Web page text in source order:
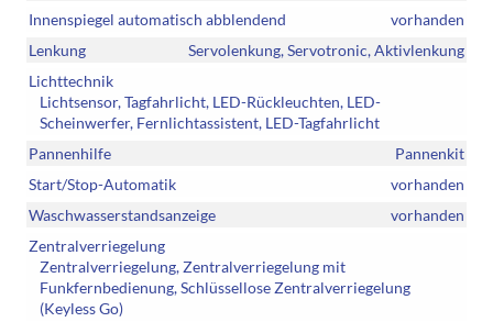
Innenspiegel automatisch abblendend
vorhanden
Lenkung
Servolenkung, Servotronic, Aktivlenkung
Lichttechnik
Lichtsensor, Tagfahrlicht, LED-Rückleuchten, LED-
Scheinwerfer, Fernlichtassistent, LED-Tagfahrlicht
Pannenhilfe
Pannenkit
Start/Stop-Automatik
vorhanden
Waschwasserstandsanzeige
vorhanden
Zentralverriegelung
Zentralverriegelung, Zentralverriegelung mit
Funkfernbedienung, Schlüssellose Zentralverriegelung
(Keyless Go)